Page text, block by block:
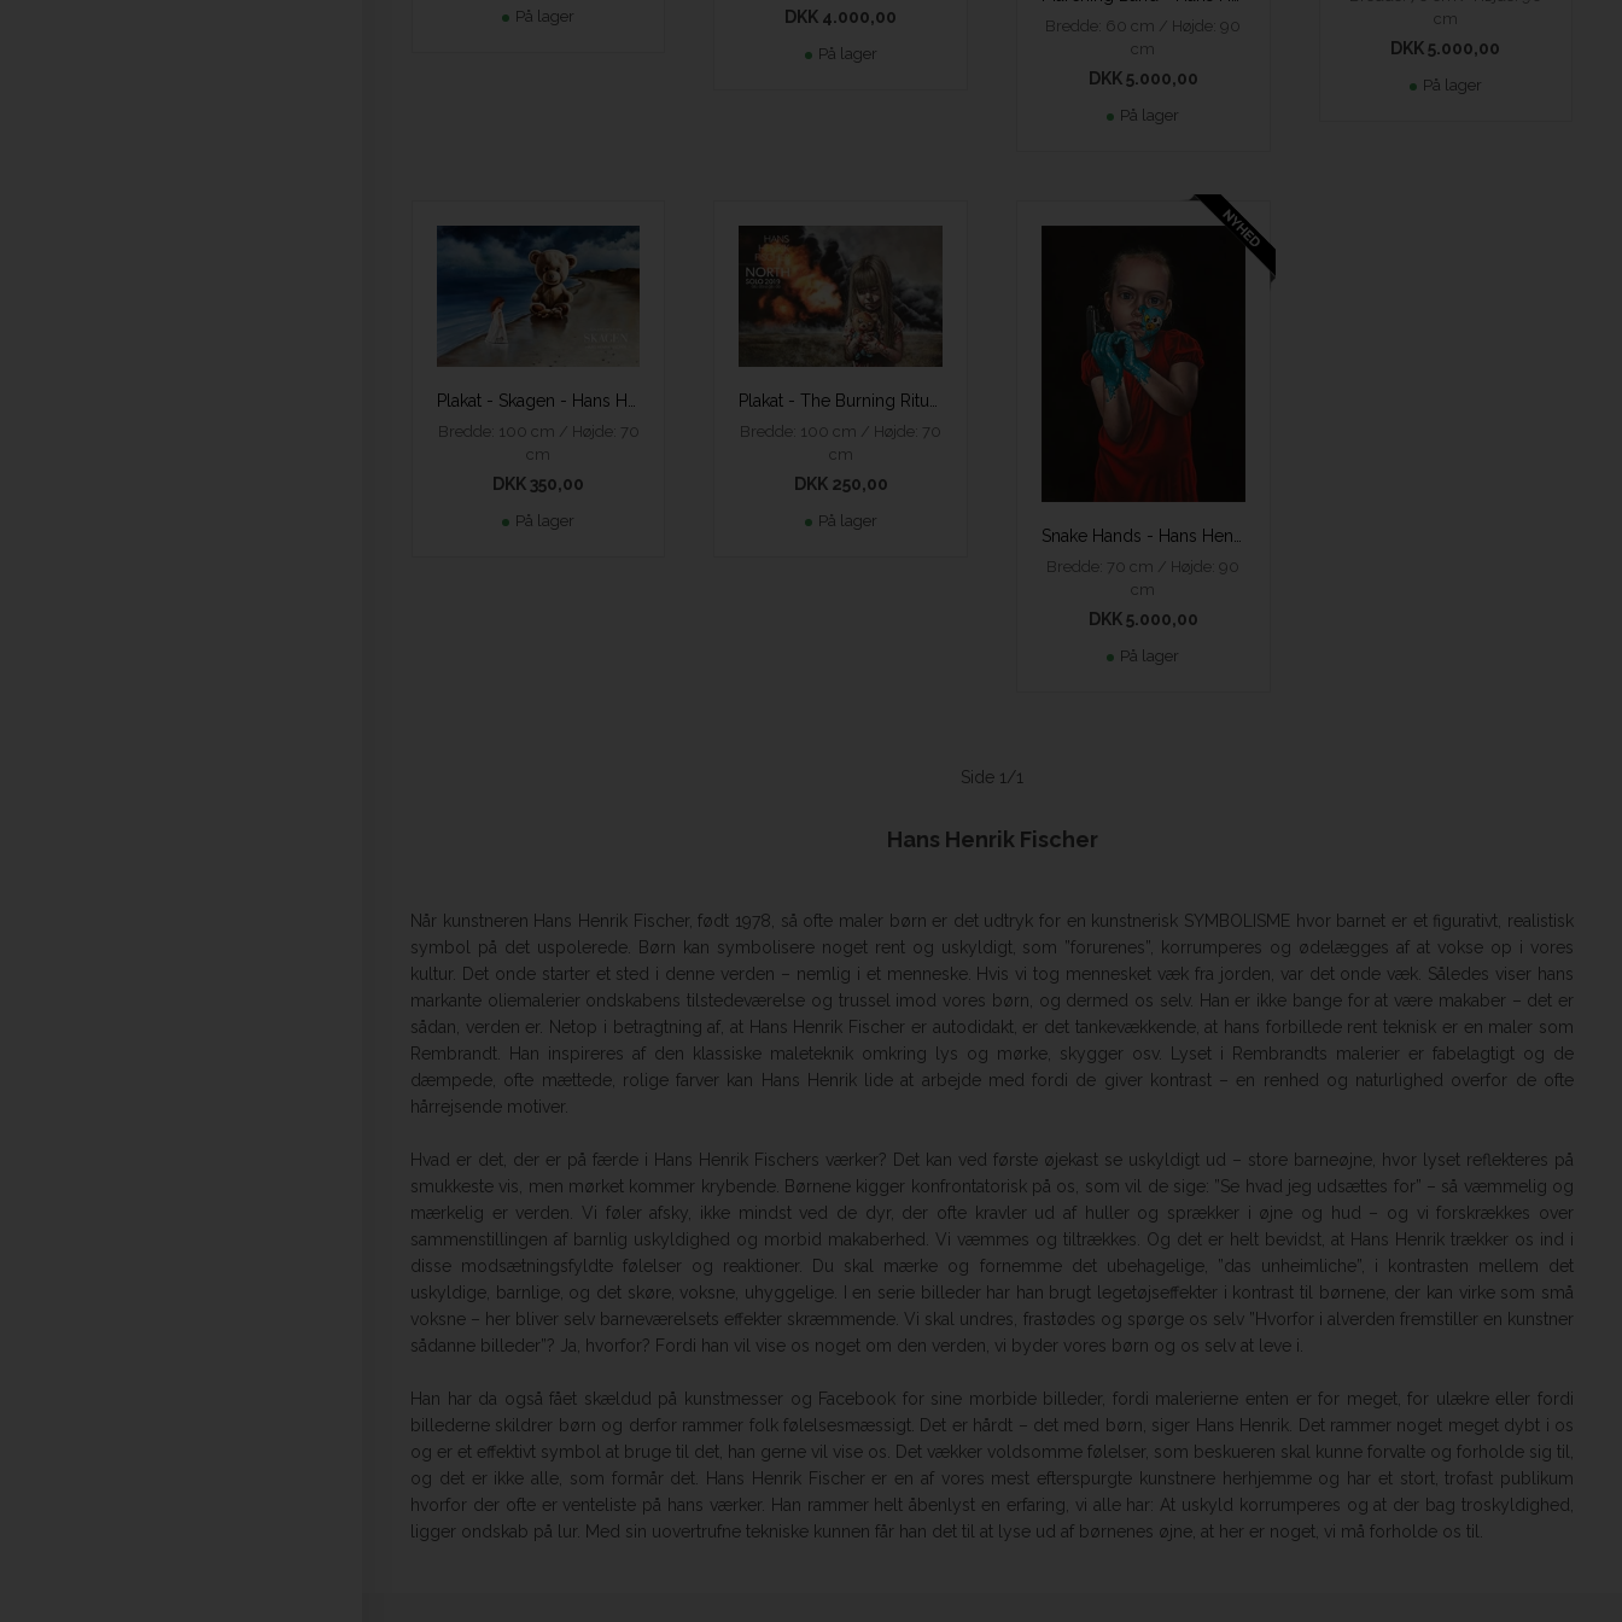
På lager DKK 4.000,00
På lager
Bredde: 60 cm / Højde: 90
cm
DKK 5.000,00
På lager
cm
DKK 5.000,00
På lager
Plakat - Skagen - Hans Henrik Fischer
Bredde: 100 cm / Højde: 70
cm
DKK 350,00
På lager
Bredde: 100 cm / Højde: 70
cm
DKK 250,00
På lager
Bredde: 70 cm / Højde: 90
cm
DKK 5.000,00
På lager
Side 1/1
Hans Henrik Fischer
Når kunstneren Hans Henrik Fischer, født 1978, så ofte maler børn er det udtryk for en kunstnerisk SYMBOLISME hvor barnet er et figurativt, realistisk
symbol på det uspolerede. Børn kan symbolisere noget rent og uskyldigt, som ”forurenes”, korrumperes og ødelægges af at vokse op i vores
kultur. Det onde starter et sted i denne verden – nemlig i et menneske. Hvis vi tog mennesket væk fra jorden, var det onde væk. Således viser hans
markante oliemalerier ondskabens tilstedeværelse og trussel imod vores børn, og dermed os selv. Han er ikke bange for at være makaber – det er
sådan, verden er. Netop i betragtning af, at Hans Henrik Fischer er autodidakt, er det tankevækkende, at hans forbillede rent teknisk er en maler som
Rembrandt. Han inspireres af den klassiske maleteknik omkring lys og mørke, skygger osv. Lyset i Rembrandts malerier er fabelagtigt og de
dæmpede, ofte mættede, rolige farver kan Hans Henrik lide at arbejde med fordi de giver kontrast – en renhed og naturlighed overfor de ofte
hårrejsende motiver.
Hvad er det, der er på færde i Hans Henrik Fischers værker? Det kan ved første øjekast se uskyldigt ud – store barneøjne, hvor lyset reflekteres på
smukkeste vis, men mørket kommer krybende. Børnene kigger konfrontatorisk på os, som vil de sige: ”Se hvad jeg udsættes for” – så væmmelig og
mærkelig er verden. Vi føler afsky, ikke mindst ved de dyr, der ofte kravler ud af huller og sprækker i øjne og hud – og vi forskrækkes over
sammenstillingen af barnlig uskyldighed og morbid makaberhed. Vi væmmes og tiltrækkes. Og det er helt bevidst, at Hans Henrik trækker os ind i
disse modsætningsfyldte følelser og reaktioner. Du skal mærke og fornemme det ubehagelige, ”das unheimliche”, i kontrasten mellem det
uskyldige, barnlige, og det skøre, voksne, uhyggelige. I en serie billeder har han brugt legetøjseffekter i kontrast til børnene, der kan virke som små
voksne – her bliver selv barneværelsets effekter skræmmende. Vi skal undres, frastødes og spørge os selv ”Hvorfor i alverden fremstiller en kunstner
sådanne billeder”? Ja, hvorfor? Fordi han vil vise os noget om den verden, vi byder vores børn og os selv at leve i.
Han har da også fået skældud på kunstmesser og Facebook for sine morbide billeder, fordi malerierne enten er for meget, for ulækre eller fordi
billederne skildrer børn og derfor rammer folk følelsesmæssigt. Det er hårdt – det med børn, siger Hans Henrik. Det rammer noget meget dybt i os
og er et effektivt symbol at bruge til det, han gerne vil vise os. Det vækker voldsomme følelser, som beskueren skal kunne forvalte og forholde sig til,
og det er ikke alle, som formår det. Hans Henrik Fischer er en af vores mest efterspurgte kunstnere herhjemme og har et stort, trofast publikum
hvorfor der ofte er venteliste på hans værker. Han rammer helt åbenlyst en erfaring, vi alle har: At uskyld korrumperes og at der bag troskyldighed,
ligger ondskab på lur. Med sin uovertrufne tekniske kunnen får han det til at lyse ud af børnenes øjne, at her er noget, vi må forholde os til.